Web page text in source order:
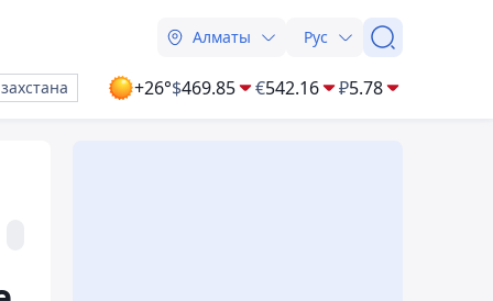
Алматы Рус
+26°$469.85 €542.16 ₽5.78